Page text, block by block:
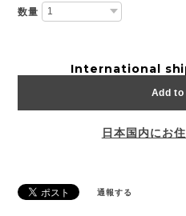
数量
International
Add
日本国内にお
通報する